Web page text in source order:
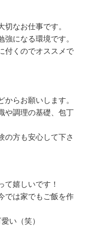
なお仕事です。
になる環境です。
付くのでオススメで
らお願いします。
や調理の基礎、包丁
の方も安心して下さ
て嬉しいです！
では家でもご飯を作
い（笑）